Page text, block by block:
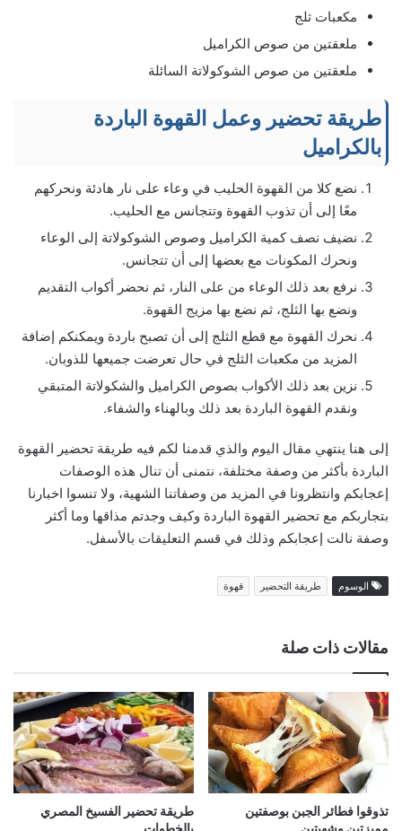
مكعبات ثلج
ملعقتين من صوص الكراميل
ملعقتين من صوص الشوكولاتة السائلة
طريقة تحضير وعمل القهوة الباردة
بالكراميل
نضع كلا من القهوة الحليب في وعاء على نار هادئة ونحركهم
معًا إلى أن تذوب القهوة وتتجانس مع الحليب.
نضيف نصف كمية الكراميل وصوص الشوكولاتة إلى الوعاء
ونحرك المكونات مع بعضها إلى أن تتجانس.
نرفع بعد ذلك الوعاء من على النار، ثم نحضر أكواب التقديم
ونضع بها الثلج، ثم نضع بها مزيج القهوة.
نحرك القهوة مع قطع الثلج إلى أن تصبح باردة ويمكنكم إضافة
المزيد من مكعبات الثلج في حال تعرضت جميعها للذوبان.
نزين بعد ذلك الأكواب بصوص الكراميل والشكولاتة المتبقي
ونقدم القهوة الباردة بعد ذلك وبالهناء والشفاء.
إلى هنا ينتهي مقال اليوم والذي قدمنا لكم فيه طريقة تحضير القهوة
الباردة بأكثر من وصفة مختلفة، نتمنى أن تنال هذه الوصفات
إعجابكم وانتظرونا في المزيد من وصفاتنا الشهية، ولا تنسوا اخبارنا
بتجاربكم مع تحضير القهوة الباردة وكيف وجدتم مذاقها وما أكثر
وصفة نالت إعجابكم وذلك في قسم التعليقات بالأسفل.
الوسوم طريقة التحضير قهوة
مقالات ذات صلة
تذوقوا فطائر الجبن بوصفتين
طريقة تحضير الفسيخ المصري